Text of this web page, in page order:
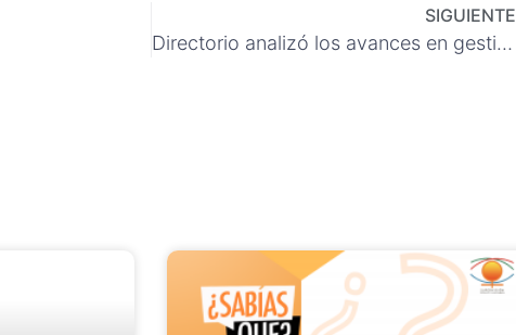
SIGUIENTE
Directorio analizó los avances en gestión y control de la Ley 21.643 (Ley Karin)